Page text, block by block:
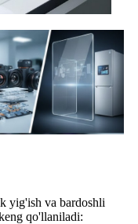
yig'ish va bardoshli
qo'llaniladi: